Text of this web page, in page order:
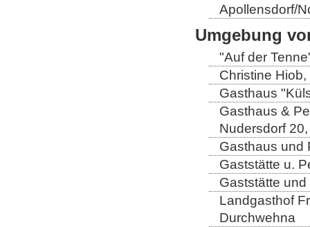
Apollensdorf/
Umgebung
"Auf der
Christine
Gasthaus
Gasthaus &
Nudersdorf
Gasthaus und
Gaststätte u.
Gaststätte
Landgasthof
Durchwehna